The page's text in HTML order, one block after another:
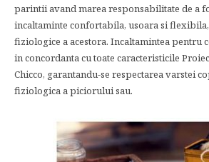
parintii avand marea responsabilitate de a
incaltaminte confortabila, usoara si
fiziologice a acestora. Incaltamintea pentru
in concordanta cu toate caracteristicile
Chicco, garantandu-se respectarea varstei
fiziologica a piciorului sau.